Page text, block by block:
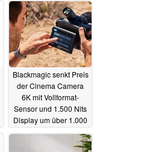
Blackmagic senkt Preis
der Cinema Camera
6K mit Vollformat-
Sensor und 1.500 Nits
Display um über 1.000
21.05.2024